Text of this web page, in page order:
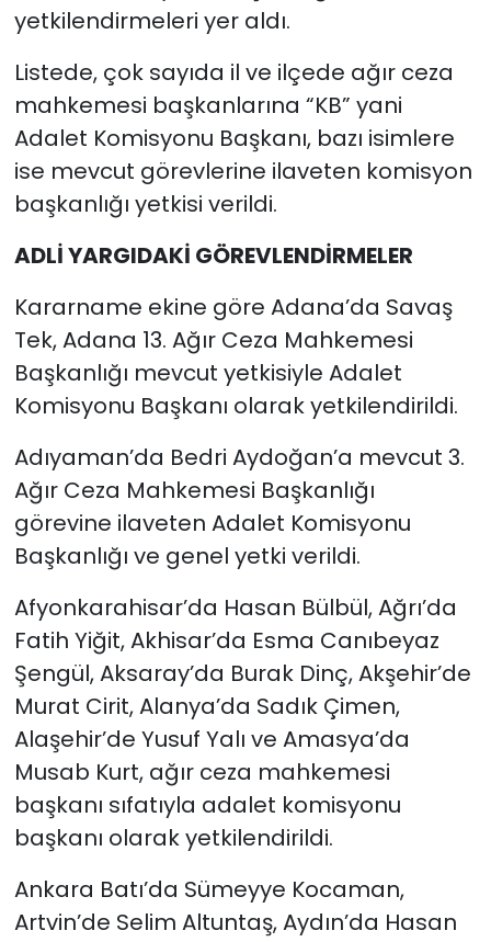
yetkilendirmeleri yer aldı.
Listede, çok sayıda il ve ilçede ağır ceza
mahkemesi başkanlarına “KB” yani
Adalet Komisyonu Başkanı, bazı isimlere
ise mevcut görevlerine ilaveten komisyon
başkanlığı yetkisi verildi.
ADLİ YARGIDAKİ GÖREVLENDİRMELER
Kararname ekine göre Adana’da Savaş
Tek, Adana 13. Ağır Ceza Mahkemesi
Başkanlığı mevcut yetkisiyle Adalet
Komisyonu Başkanı olarak yetkilendirildi.
Adıyaman’da Bedri Aydoğan’a mevcut 3.
Ağır Ceza Mahkemesi Başkanlığı
görevine ilaveten Adalet Komisyonu
Başkanlığı ve genel yetki verildi.
Afyonkarahisar’da Hasan Bülbül, Ağrı’da
Fatih Yiğit, Akhisar’da Esma Canıbeyaz
Şengül, Aksaray’da Burak Dinç, Akşehir’de
Murat Cirit, Alanya’da Sadık Çimen,
Alaşehir’de Yusuf Yalı ve Amasya’da
Musab Kurt, ağır ceza mahkemesi
başkanı sıfatıyla adalet komisyonu
başkanı olarak yetkilendirildi.
Ankara Batı’da Sümeyye Kocaman,
Artvin’de Selim Altuntaş, Aydın’da Hasan